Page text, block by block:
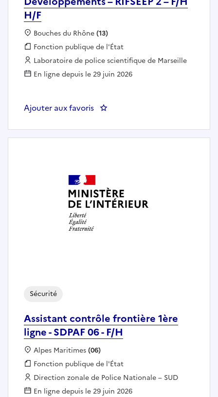
H/F
Localisation :
Bouches du Rhône(13)
Fonction publique :
Fonction publique de l'État
Employeur :
Laboratoire de police scientifique de Marseille
En ligne depuis le 29 juin 2026
Ajouter aux favoris
Assistant contrôle frontière 1ère
ligne - SDPAF 06 - F/H
Sécurité
Localisation :
Alpes Maritimes(06)
Fonction publique :
Fonction publique de l'État
Employeur :
Direction zonale de Police Nationale – SUD
En ligne depuis le 29 juin 2026